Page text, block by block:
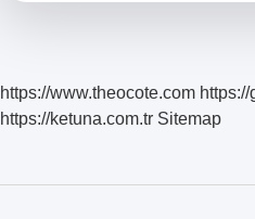
https://www.theocote.com
https://ketuna.com.tr Sitemap